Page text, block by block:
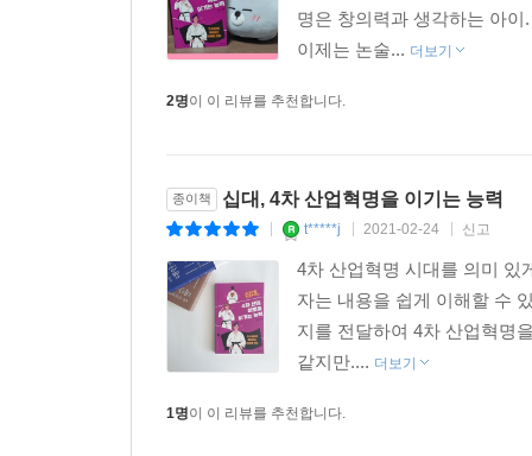
명은 창의력과 생각하는 아
이제는 논술... 더보기
2명이 이 리뷰를 추천합니다.
종이책 십대, 4차 산업혁명을 이기는 능력
t*****j 2021-02-24 신고
4차 산업혁명 시대를 의미 있
자는 내용을 쉽게 이해할 수
지를 전달하여 4차 산업혁명
같지만.... 더보기
1명이 이 리뷰를 추천합니다.